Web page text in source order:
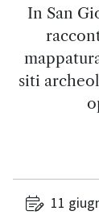
In San
siti
11